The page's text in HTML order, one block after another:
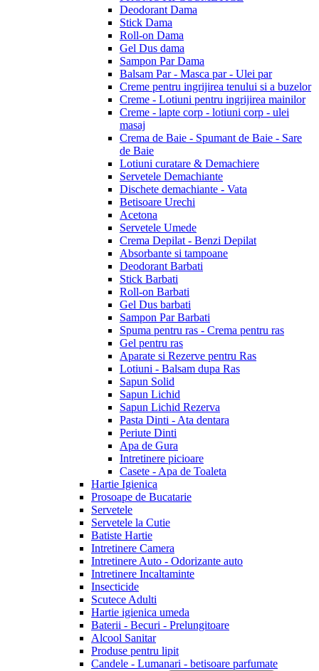
Deodorant Dama
Stick Dama
Roll-on Dama
Gel Dus dama
Sampon Par Dama
Balsam Par - Masca par - Ulei par
Creme pentru ingrijirea tenului si a buzelor
Creme - Lotiuni pentru ingrijirea mainilor
Creme - lapte corp - lotiuni corp - ulei
masaj
Crema de Baie - Spumant de Baie - Sare
de Baie
Lotiuni curatare & Demachiere
Servetele Demachiante
Dischete demachiante - Vata
Betisoare Urechi
Acetona
Servetele Umede
Crema Depilat - Benzi Depilat
Absorbante si tampoane
Deodorant Barbati
Stick Barbati
Roll-on Barbati
Gel Dus barbati
Sampon Par Barbati
Spuma pentru ras - Crema pentru ras
Gel pentru ras
Aparate si Rezerve pentru Ras
Lotiuni - Balsam dupa Ras
Sapun Solid
Sapun Lichid
Sapun Lichid Rezerva
Pasta Dinti - Ata dentara
Periute Dinti
Apa de Gura
Intretinere picioare
Casete - Apa de Toaleta
Hartie Igienica
Prosoape de Bucatarie
Servetele
Servetele la Cutie
Batiste Hartie
Intretinere Camera
Intretinere Auto - Odorizante auto
Intretinere Incaltaminte
Insecticide
Scutece Adulti
Hartie igienica umeda
Baterii - Becuri - Prelungitoare
Alcool Sanitar
Produse pentru lipit
Candele - Lumanari - betisoare parfumate